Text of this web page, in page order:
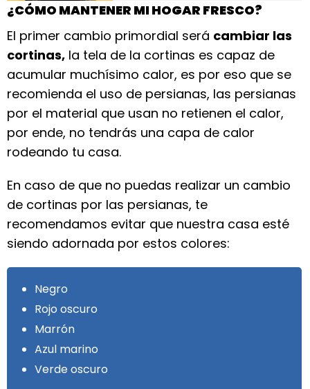
¿CÓMO MANTENER MI HOGAR FRESCO?
El primer cambio primordial será cambiar las
cortinas, la tela de la cortinas es capaz de
acumular muchísimo calor, es por eso que se
recomienda el uso de persianas, las persianas
por el material que usan no retienen el calor,
por ende, no tendrás una capa de calor
rodeando tu casa.
En caso de que no puedas realizar un cambio
de cortinas por las persianas, te
recomendamos evitar que nuestra casa esté
siendo adornada por estos colores:
Negro
Rojo oscuro
Marrón
Azul marino
Verde oscuro